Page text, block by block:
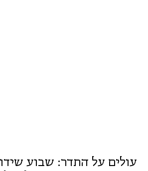
עולים על התדר: שבוע